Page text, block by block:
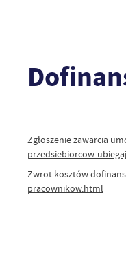
Zgłoszenie zawarcia
przedsiebiorcow-
Zwrot kosztów
pracownikow.html